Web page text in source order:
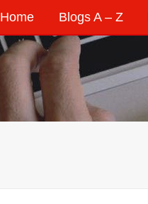
Home Blogs A – Z